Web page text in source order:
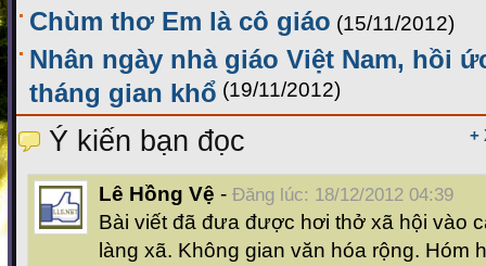
Chùm thơ Em là cô giáo (15/11/2012)
Nhân ngày nhà giáo Việt Nam, hồi
tháng gian khổ (19/11/2012)
+
Ý kiến bạn đọc
Lê Hồng Vệ - Đăng lúc: 18/12/2012 04:39
Bài viết đã đưa được hơi thở xã hội vào
làng xã. Không gian văn hóa rộng. Hóm